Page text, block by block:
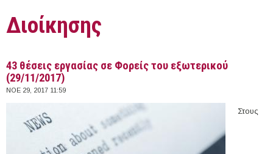
Διοίκησης
43 θέσεις εργασίας σε Φορείς του εξωτερικού
(29/11/2017)
ΝΟΕ 29, 2017 11:59
Στους